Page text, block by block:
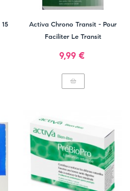
Activa Chrono Transit - Pour
Faciliter Le Transit
Prix
9,99 €